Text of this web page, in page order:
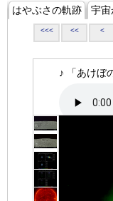
はやぶさの軌跡 宇宙
<<< << <
♪ 「あけぼ